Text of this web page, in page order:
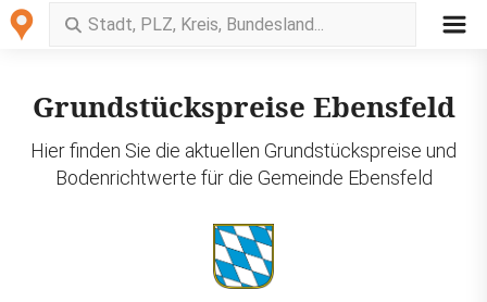
Grundstückspreise Ebensfeld
Hier finden Sie die aktuellen Grundstückspreise und
Bodenrichtwerte für die Gemeinde Ebensfeld